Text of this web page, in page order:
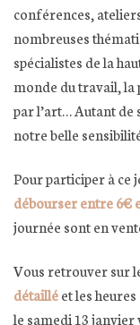
conférences,
nombreuses
spécialistes de la
monde du travail, la
par l’art… Autant de
notre belle
Pour participer à ce
débourser entre 6€
journée sont en
Vous retrouver sur
détailléet les
le samedi 13